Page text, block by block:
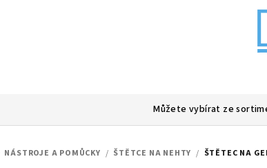
Můžete vybírat ze
NÁSTROJE A POMŮCKY / ŠTĚTCE NA NEHTY / ŠTĚTEC NA